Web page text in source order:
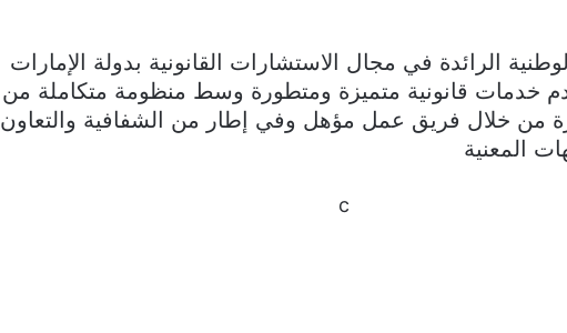
الرائدة في مجال الاستشارات القانونية بدولة الإمارات
خدمات قانونية متميزة ومتطورة وسط منظومة متكاملة من
من خلال فريق عمل مؤهل وفي إطار من الشفافية والتعاون
المعنية
c